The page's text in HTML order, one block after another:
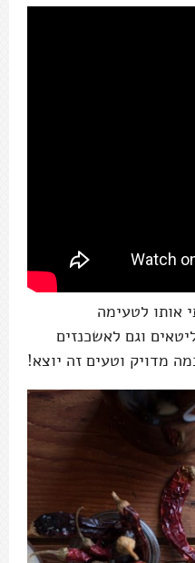
אותו לטעימה
וגם לאשכנזים
מדויק וטעים זה יוצא!